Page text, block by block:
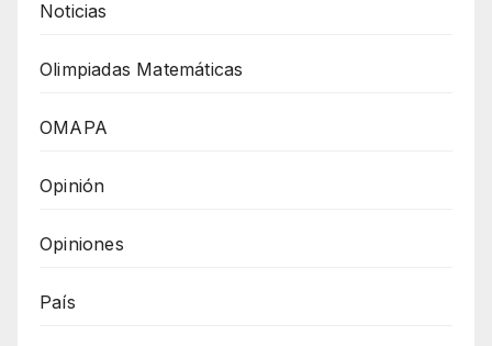
Noticias
Olimpiadas Matemáticas
OMAPA
Opinión
Opiniones
País